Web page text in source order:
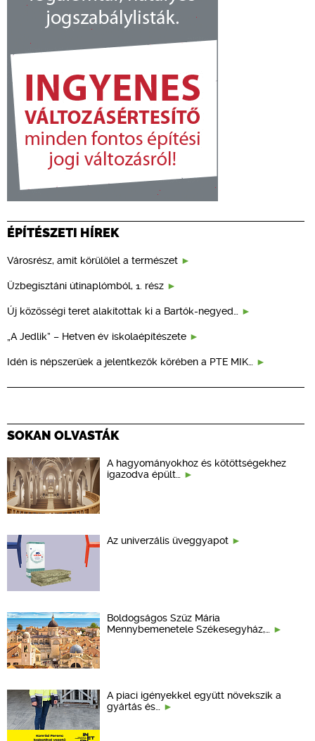
ÉPÍTÉSZETI HÍREK
Városrész, amit körülölel a természet
Üzbegisztáni útinaplómból, 1. rész
Új közösségi teret alakítottak ki a Bartók-negyed…
„A Jedlik” – Hetven év iskolaépítészete
Idén is népszerűek a jelentkezők körében a PTE MIK…
SOKAN OLVASTÁK
A hagyományokhoz és kötöttségekhez
igazodva épült…
Az univerzális üveggyapot
Boldogságos Szűz Mária
Mennybemenetele Székesegyház,…
A piaci igényekkel együtt növekszik a
gyártás és…